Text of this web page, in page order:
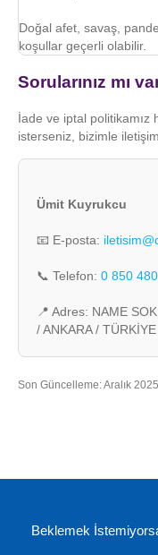
Doğal afet, savaş,
koşullar geçerli olabilir.
Sorularınız mı
İade ve iptal politikamız
isterseniz, bizimle
Ümit Kuyrukcu
📧 E-posta:
📞 Telefon: 0 850
📍 Adres: NAME
/ ANKARA / TÜRKİYE
Son Güncelleme: Aralık 2025
Beklemek